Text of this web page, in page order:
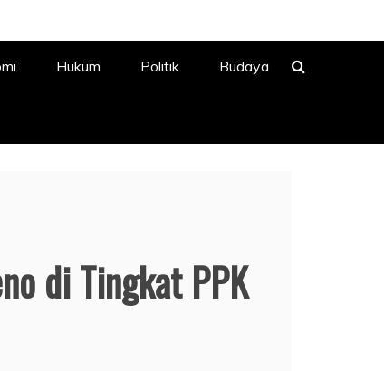
Hukum Politik Budaya
di Tingkat PPK